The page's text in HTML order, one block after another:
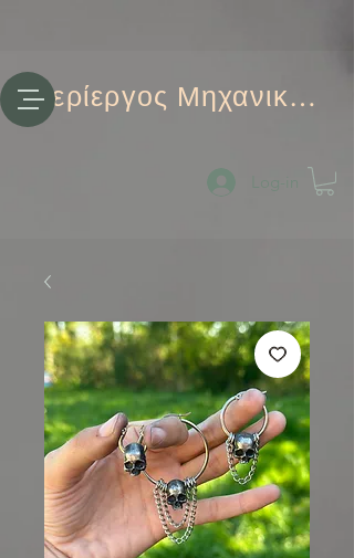
Περίεργος Μηχανικός
Log-in